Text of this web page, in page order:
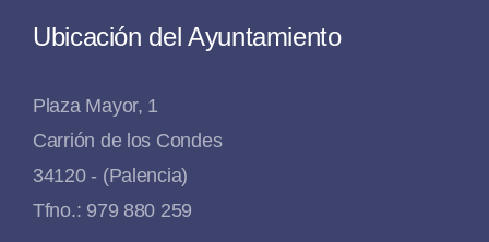
Ubicación del Ayuntamiento
Plaza Mayor, 1
Carrión de los Condes
34120 - (Palencia)
Tfno.: 979 880 259